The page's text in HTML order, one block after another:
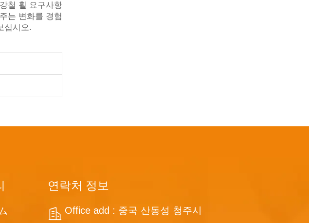
철 휠 요구사항
는 변화를 경험
십시오.
연락처 정보
Office add : 중국 산동성 청주시